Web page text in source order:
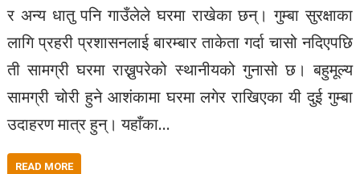
र अन्य धातु पनि गाउँलेले घरमा राखेका छन्। गुम्बा सुरक्षाका
लागि प्रहरी प्रशासनलाई बारम्बार ताकेता गर्दा चासो नदिएपछि
ती सामग्री घरमा राख्नुपरेको स्थानीयको गुनासो छ। बहुमूल्य
सामग्री चोरी हुने आशंकामा घरमा लगेर राखिएका यी दुई गुम्बा
उदाहरण मात्र हुन्। यहाँका…
READ MORE